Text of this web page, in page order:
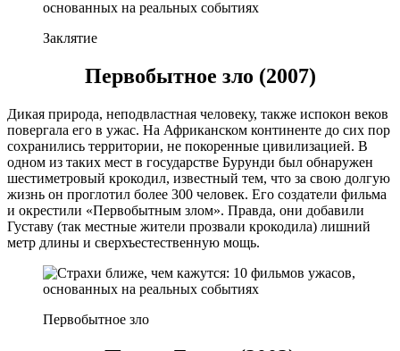
Заклятие
Первобытное зло (2007)
Дикая природа, неподвластная человеку, также испокон веков
повергала его в ужас. На Африканском континенте до сих пор
сохранились территории, не покоренные цивилизацией. В
одном из таких мест в государстве Бурунди был обнаружен
шестиметровый крокодил, известный тем, что за свою долгую
жизнь он проглотил более 300 человек. Его создатели фильма
и окрестили «Первобытным злом». Правда, они добавили
Густаву (так местные жители прозвали крокодила) лишний
метр длины и сверхъестественную мощь.
Первобытное зло